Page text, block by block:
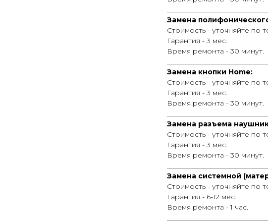
Замена
Стоимость - уточняйте по
Гарантия - 3 мес.
Время ремонта - 30 минут.
Замена кнопки Home:
Стоимость - уточняйте по
Гарантия - 3 мес.
Время ремонта - 30 минут.
Замена разъема
Стоимость - уточняйте по
Гарантия - 3 мес.
Время ремонта - 30 минут.
Замена системной
Стоимость - уточняйте по
Гарантия - 6-12 мес.
Время ремонта - 1 час.